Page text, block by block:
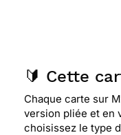
🔰 Cette
Chaque carte sur
version pliée et en
choisissez le type